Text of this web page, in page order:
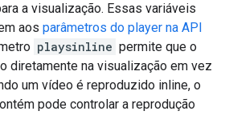
a visualização. Essas variáveis
aos parâmetros do player na API
playsinline permite que o
diretamente na visualização em vez
um vídeo é reproduzido inline, o
pode controlar a reprodução